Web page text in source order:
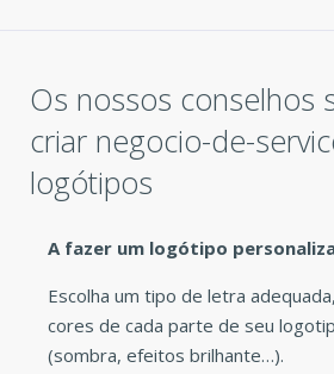
Os nossos conselhos
criar negocio-de-
logótipos
A fazer um logótipo
Escolha um tipo de letra
cores de cada parte de seu
(sombra, efeitos brilhante…).